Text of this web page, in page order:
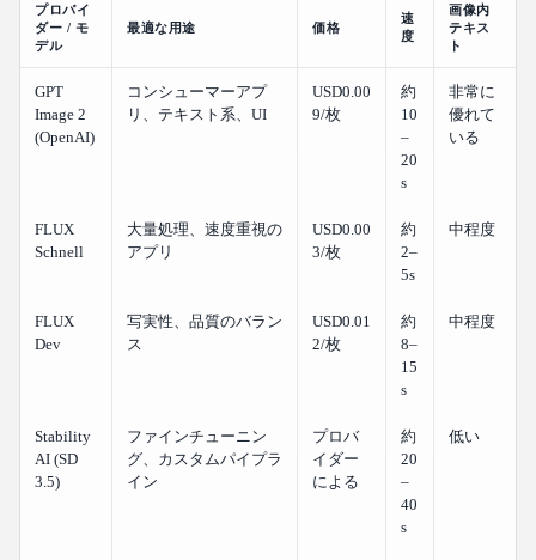
プロバイ
ダー / モ
デル
最適な用途 価格
速
度
画像内
テキス
ト
GPT
Image 2
(OpenAI)
コンシューマーアプ
リ、テキスト系、UI
USD0.00
9/枚
約
10
–
20
s
非常に
優れて
いる
FLUX
Schnell
大量処理、速度重視の
アプリ
USD0.00
3/枚
約
2–
5s
中程度
FLUX
Dev
写実性、品質のバラン
ス
USD0.01
2/枚
約
8–
15
s
中程度
Stability
AI (SD
3.5)
ファインチューニン
グ、カスタムパイプラ
イン
プロバ
イダー
による
約
20
–
40
s
低い